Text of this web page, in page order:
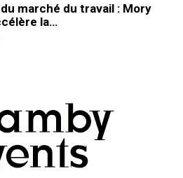
marché du travail : Mory
la…